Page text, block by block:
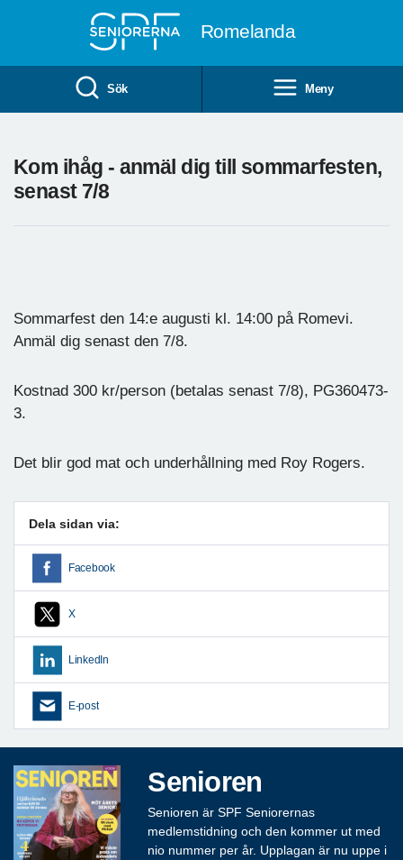
Romelanda
Sök Meny
Kom ihåg - anmäl dig till sommarfesten,
senast 7/8
Sommarfest den 14:e augusti kl. 14:00 på Romevi.
Anmäl dig senast den 7/8.
Kostnad 300 kr/person (betalas senast 7/8), PG360473-
3.
Det blir god mat och underhållning med Roy Rogers.
Dela sidan via:
Facebook
X
LinkedIn
E-post
Senioren
Senioren är SPF Seniorernas
medlemstidning och den kommer ut med
nio nummer per år. Upplagan är nu uppe i